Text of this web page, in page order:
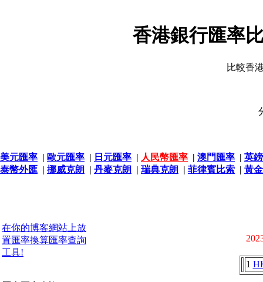
香港銀行匯率
比較香
美元匯率 | 歐元匯率 | 日元匯率 | 人民幣匯率 | 澳門匯率 | 英
泰幣外匯 | 挪威克朗 | 丹麥克朗 | 瑞典克朗 | 菲律賓比索 | 黃
在你的博客網站上放
置匯率換算匯率查詢
工具!
1